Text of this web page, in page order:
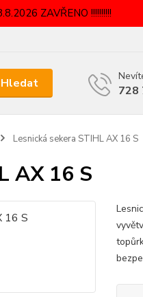
ZAVŘENO !!!!!!!!!!
Hledat
728
Lesnická sekera STIHL AX 16 S
AX 16 S